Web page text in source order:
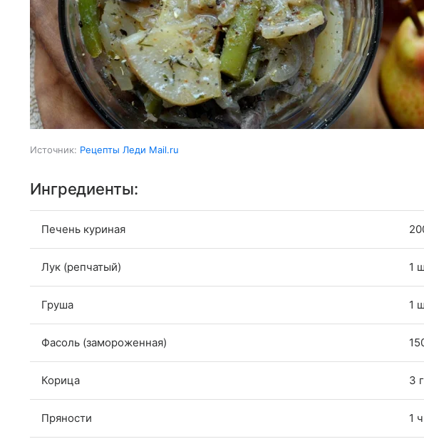
Источник: Рецепты Леди Mail.ru
Ингредиенты:
Печень куриная
Лук (репчатый) 1
Груша 1
Фасоль (замороженная)
Корица 3 г
Пряности 1